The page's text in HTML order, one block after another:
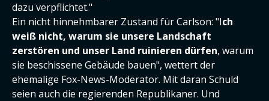
dazu verpflichtet."
Ein nicht hinnehmbarer Zustand für Carlson: "Ich
weiß nicht, warum sie unsere Landschaft
zerstören und unser Land ruinieren dürfen, warum
sie beschissene Gebäude bauen", wettert der
ehemalige Fox-News-Moderator. Mit daran Schuld
seien auch die regierenden Republikaner. Und